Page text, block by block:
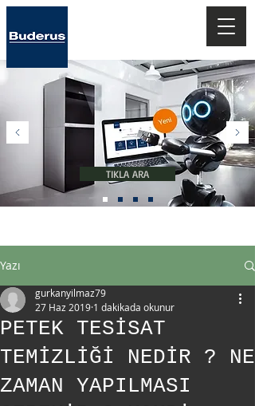
TIKLA ARA
Yazı
PETEK TESİSAT
TEMİZLİĞİ NEDİR ? NE
ZAMAN YAPILMASI
gurkanyilmaz79
27 Haz 2019 1 dakikada okunur